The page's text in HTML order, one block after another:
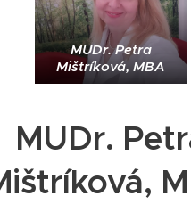
MUDr. Petra
Mištríková, MBA
MUDr.